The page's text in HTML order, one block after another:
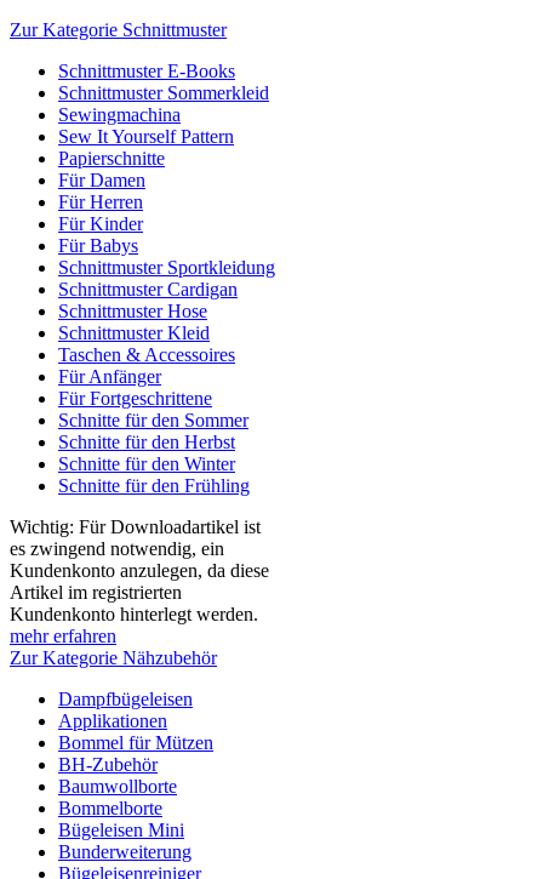
Zur Kategorie Schnittmuster
Schnittmuster E-Books
Schnittmuster Sommerkleid
Sewingmachina
Sew It Yourself Pattern
Papierschnitte
Für Damen
Für Herren
Für Kinder
Für Babys
Schnittmuster Sportkleidung
Schnittmuster Cardigan
Schnittmuster Hose
Schnittmuster Kleid
Taschen & Accessoires
Für Anfänger
Für Fortgeschrittene
Schnitte für den Sommer
Schnitte für den Herbst
Schnitte für den Winter
Schnitte für den Frühling
Wichtig: Für Downloadartikel ist
es zwingend notwendig, ein
Kundenkonto anzulegen, da diese
Artikel im registrierten
Kundenkonto hinterlegt werden.
mehr erfahren
Zur Kategorie Nähzubehör
Dampfbügeleisen
Applikationen
Bommel für Mützen
BH-Zubehör
Baumwollborte
Bommelborte
Bügeleisen Mini
Bunderweiterung
Bügeleisenreiniger